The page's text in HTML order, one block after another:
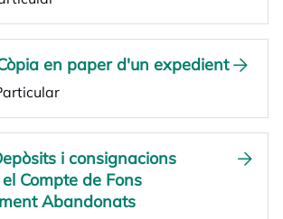
en paper d'un expedient
i consignacions
Compte de Fons
Abandonats